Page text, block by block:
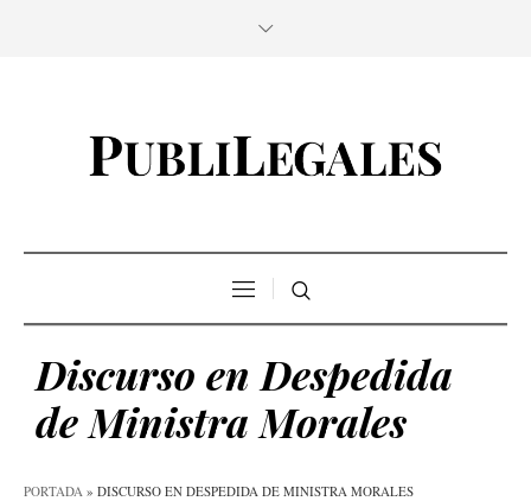
Discurso en Despedida
de Ministra Morales
PORTADA » DISCURSO EN DESPEDIDA DE MINISTRA MORALES